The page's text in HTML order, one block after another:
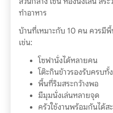
ทำอาหาร
บ้านที่เหมาะกับ 10 คน ควรมีพื้
เช่น:
โซฟานั่งได้หลายคน
โต๊ะกินข้าวรองรับครบทั้
พื้นที่ริมสระกว้างพอ
มีมุมนั่งเล่นหลายจุด
ครัวใช้งานพร้อมกันได้ส